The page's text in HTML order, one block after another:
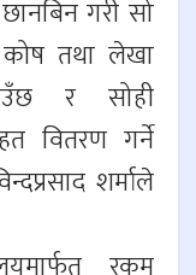
गरी सो
कोष तथा लेखा
र सोही
वितरण गर्ने
शर्माले